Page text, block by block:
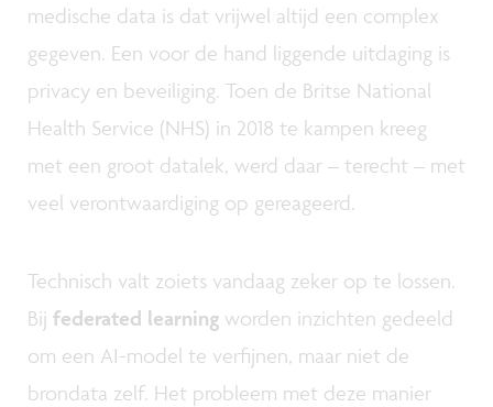
medische data is dat vrijwel altijd een complex
gegeven. Een voor de hand liggende uitdaging is
privacy en beveiliging. Toen de Britse National
Health Service (NHS) in 2018 te kampen kreeg
met een groot datalek, werd daar – terecht – met
veel verontwaardiging op gereageerd.
Technisch valt zoiets vandaag zeker op te lossen.
Bij federated learning worden inzichten gedeeld
om een AI-model te verfijnen, maar niet de
brondata zelf. Het probleem met deze manier